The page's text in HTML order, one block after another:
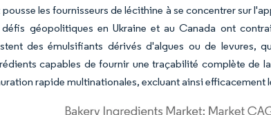
les fournisseurs de lécithine à se concentrer sur
géopolitiques en Ukraine et au Canada ont
des émulsifiants dérivés d'algues ou de levures,
capables de fournir une traçabilité complète de
rapide multinationales, excluant ainsi